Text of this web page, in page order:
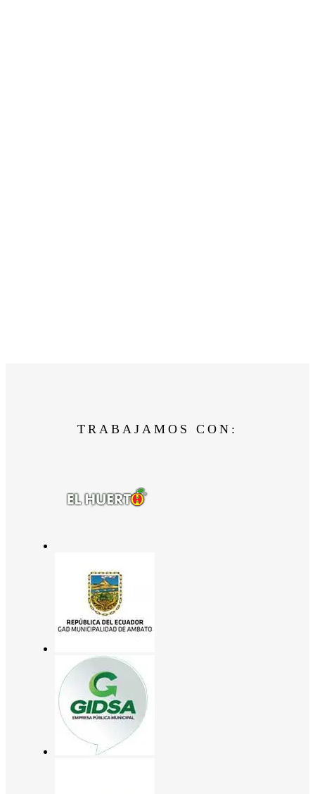
TRABAJAMOS CON: